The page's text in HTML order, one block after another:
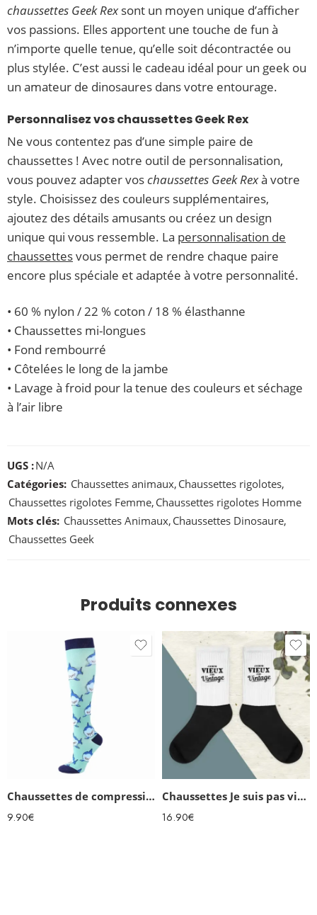
chaussettes Geek Rexsont un moyen unique d’afficher
vos passions. Elles apportent une touche de fun à
n’importe quelle tenue, qu’elle soit décontractée ou
plus stylée. C’est aussi le cadeau idéal pour un geek ou
un amateur de dinosaures dans votre entourage.
Personnalisez vos chaussettes Geek Rex
Ne vous contentez pas d’une simple paire de
chaussettes ! Avec notre outil de personnalisation,
vous pouvez adapter voschaussettes Geek Rexà votre
style. Choisissez des couleurs supplémentaires,
ajoutez des détails amusants ou créez un design
unique qui vous ressemble. La personnalisation de
chaussettesvous permet de rendre chaque paire
encore plus spéciale et adaptée à votre personnalité.
• 60 % nylon / 22 % coton / 18 % élasthanne
• Chaussettes mi-longues
• Fond rembourré
• Côtelées le long de la jambe
• Lavage à froid pour la tenue des couleurs et séchage
à l’air libre
UGS :N/A
Catégories: Chaussettes animaux, Chaussettes rigolotes,
Chaussettes rigolotes Femme, Chaussettes rigolotes Homme
Mots clés: Chaussettes Animaux, Chaussettes Dinosaure,
Chaussettes Geek
Produits connexes
Chaussettes de compression Requins
9.90€
Chaussettes Je suis pas vieux je suis vintage
16.90€